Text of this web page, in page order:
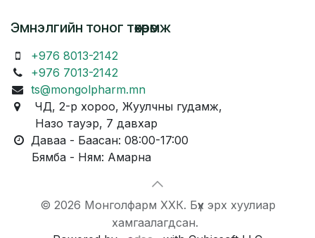
Эмнэлгийн тоног төхөөрөмж
+976 8013-2142
+976 7013-2142
ts@mongolpharm.mn
ЧД, 2-р хороо, Жуулчны гудамж,
Назо тауэр, 7 давхар
Даваа - Баасан: 08:00-17:00
Бямба - Ням: Амарна
© 2026 Монголфарм ХХК. Бүх эрх хуулиар
хамгаалагдсан.